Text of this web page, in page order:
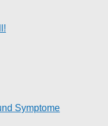
Symptome